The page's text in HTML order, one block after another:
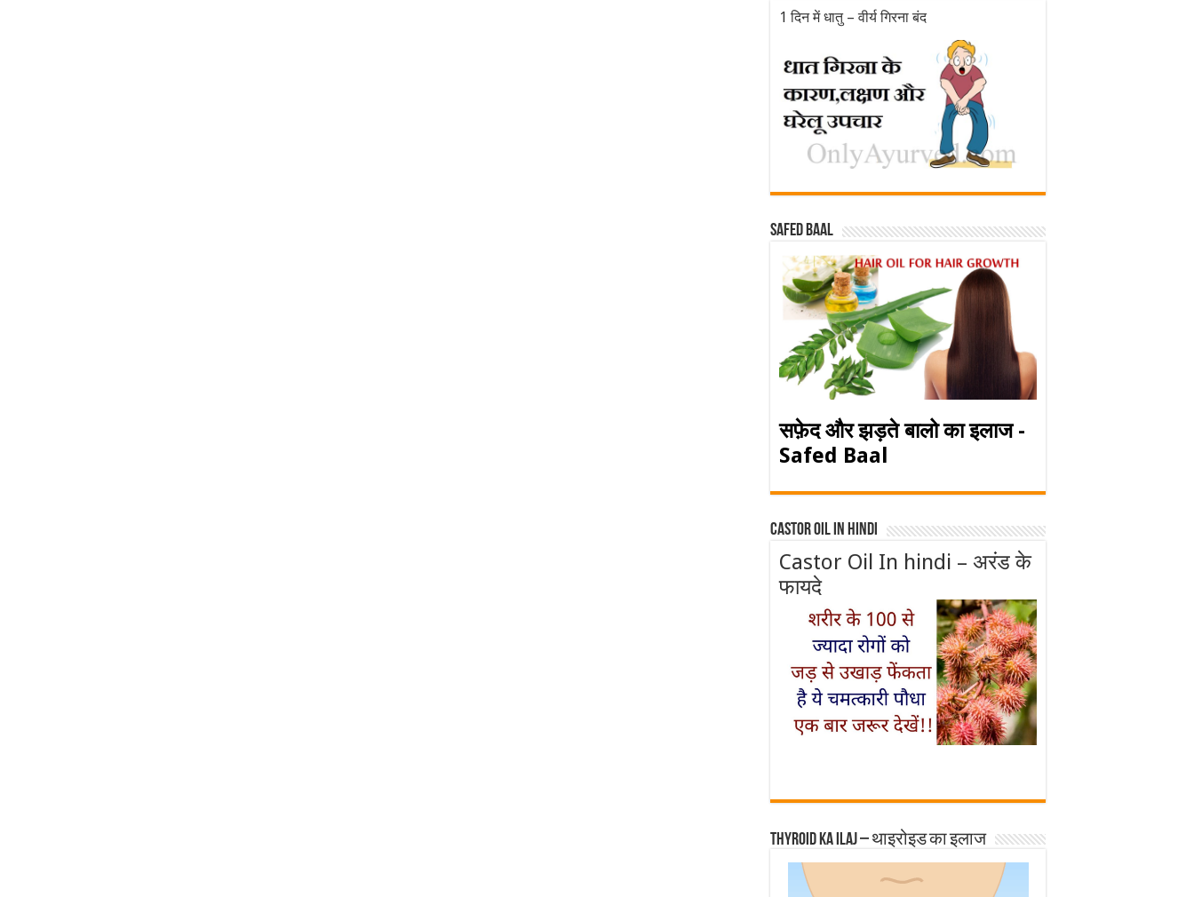
1 दिन में धातु – वीर्य गिरना बंद
Safed baal
सफ़ेद और झड़ते बालो का इलाज -
Safed Baal
Castor Oil In Hindi
Castor Oil In hindi – अरंड के
फायदे
Thyroid ka ilaj – थाइरोइड का इलाज